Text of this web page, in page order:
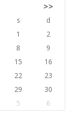
>>
s
d
1
2
8
9
15
16
22
23
29
30
5 6